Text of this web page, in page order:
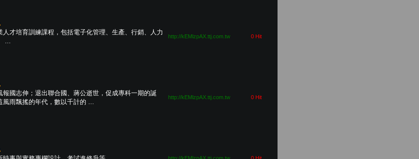
人才培育訓練課程，包括電子化管理、生產、行銷、人力
...
http://kEMlzpAX.ttj.com.tw 0 Hit
報國志伸；退出聯合國、蔣公逝世，促成專科一期的誕
風雨飄搖的年代，數以千計的 ...
http://kEMlzpAX.ttj.com.tw 0 Hit